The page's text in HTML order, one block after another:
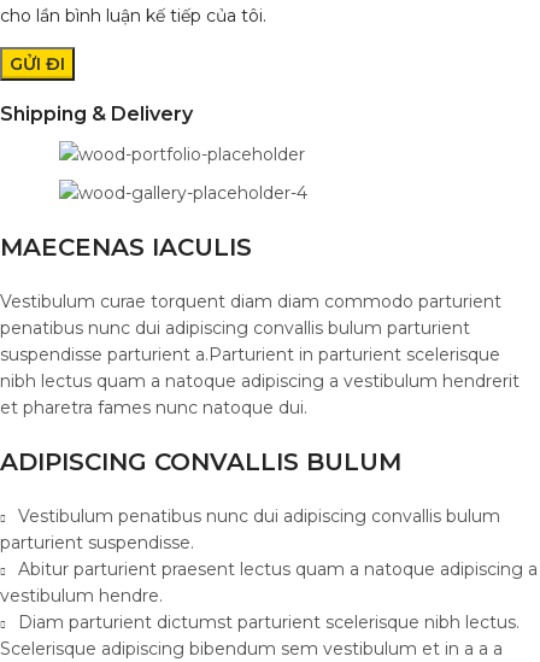
cho lần bình luận kế tiếp của tôi.
Shipping & Delivery
MAECENAS IACULIS
Vestibulum curae torquent diam diam commodo parturient
penatibus nunc dui adipiscing convallis bulum parturient
suspendisse parturient a.Parturient in parturient scelerisque
nibh lectus quam a natoque adipiscing a vestibulum hendrerit
et pharetra fames nunc natoque dui.
ADIPISCING CONVALLIS BULUM
Vestibulum penatibus nunc dui adipiscing convallis bulum
parturient suspendisse.
Abitur parturient praesent lectus quam a natoque adipiscing a
vestibulum hendre.
Diam parturient dictumst parturient scelerisque nibh lectus.
Scelerisque adipiscing bibendum sem vestibulum et in a a a